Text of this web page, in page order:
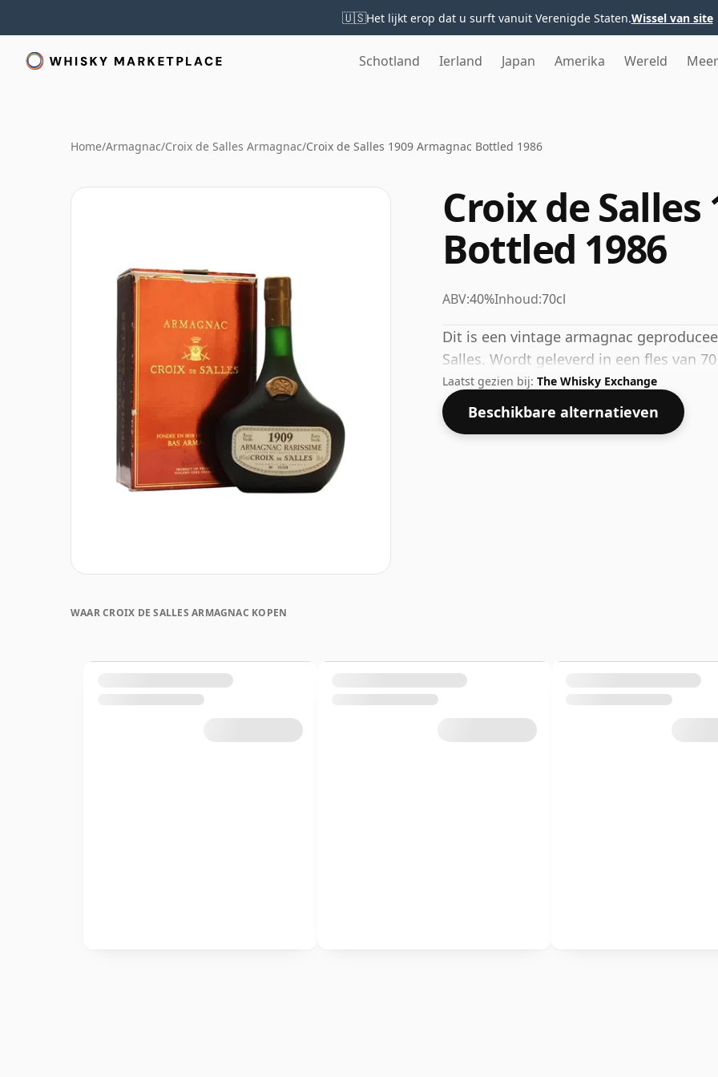
🇺🇸Het lijkt erop dat u surft vanuit Verenigde Staten.Wissel van site
Schotland Ierland Japan Amerika Wereld Meer
Home/Armagnac/Croix de Salles Armagnac/Croix de Salles 1909 Armagnac Bottled 1986
Croix de
Bottled 1986
ABV:40%Inhoud:70cl
Dit is een vintage armagnac
Salles. Wordt geleverd in een fles van
Laatst gezien bij: The Whisky Exchange
Beschikbare alternatieven
WAAR CROIX DE SALLES ARMAGNAC KOPEN